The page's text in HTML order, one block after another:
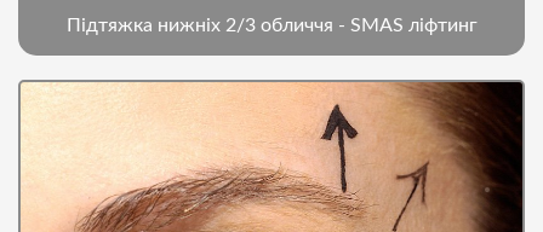
Підтяжка нижніх 2/3 обличчя - SMAS ліфтинг